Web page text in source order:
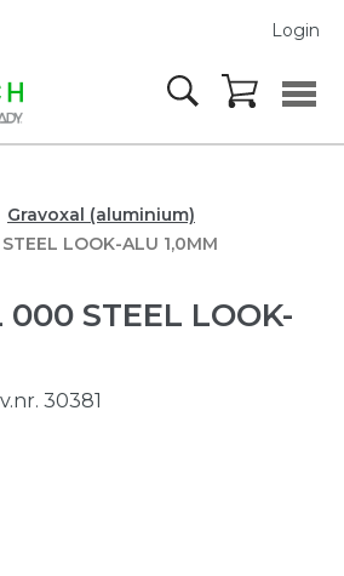
Login
Gravoxal (aluminium)
LOOK-ALU 1,0MM
000 STEEL LOOK-
30381